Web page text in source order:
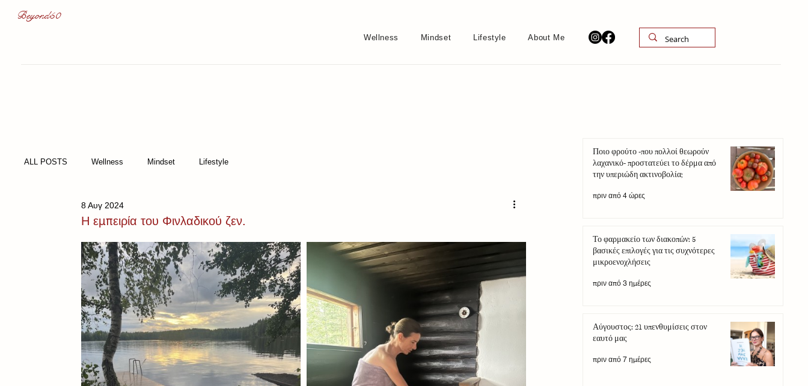
Beyond50
Wellness Mindset Lifestyle About Me
ALL POSTS Wellness Mindset Lifestyle
Η εμπειρία του Φινλαδικού ζεν.
8 Αυγ 2024
Ποιο φρούτο -που πολλοί θεωρούν
λαχανικό- προστατεύει το δέρμα από
την υπεριώδη ακτινοβολία;
πριν από 4 ώρες
Το φαρμακείο των διακοπών: 5
βασικές επιλογές για τις συχνότερες
μικροενοχλήσεις
πριν από 3 ημέρες
Αύγουστος: 21 υπενθυμίσεις στον
εαυτό μας
πριν από 7 ημέρες